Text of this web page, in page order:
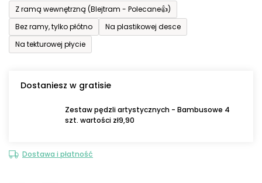
Z ramą wewnętrzną (Blejtram - Polecane👍)
Bez ramy, tylko płótno
Na plastikowej desce
Na tekturowej płycie
Dostaniesz w gratisie
Zestaw pędzli artystycznych - Bambusowe 4
szt. wartości zł9,90
Dostawa i płatność